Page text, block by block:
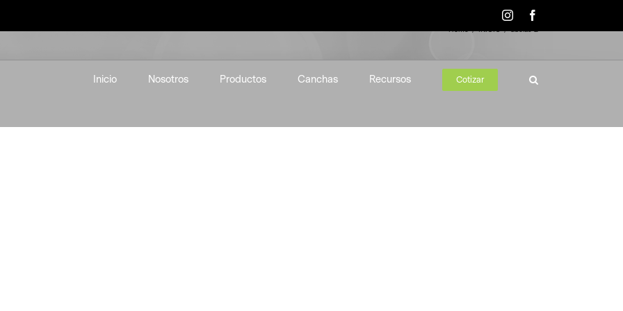
Instagram
Inicio Nosotros Productos Canchas Recursos Cotizar
Home INICIO duelas-2